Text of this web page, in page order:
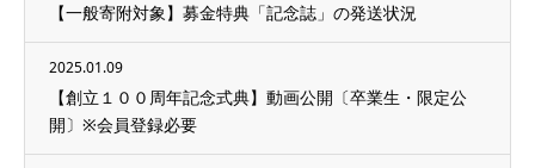
【一般寄附対象】募金特典「記念誌」の発送状況
2025.01.09
【創立１００周年記念式典】動画公開〔卒業生・限定公
開〕※会員登録必要